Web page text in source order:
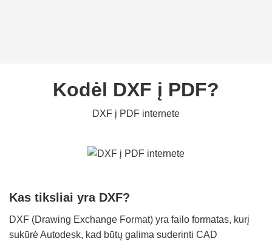
Kodėl DXF į PDF?
DXF į PDF internete
Kas tiksliai yra DXF?
DXF (Drawing Exchange Format) yra failo formatas, kurį
sukūrė Autodesk, kad būtų galima suderinti CAD